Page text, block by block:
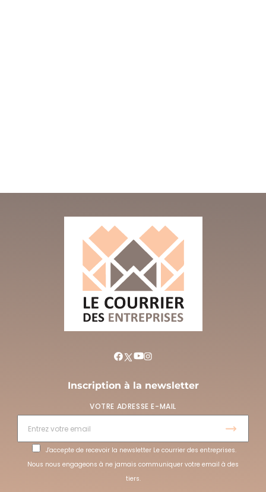
Inscription à la newsletter
VOTRE ADRESSE E-MAIL
J'accepte de recevoir la newsletter Le courrier des entreprises.
Nous nous engageons à ne jamais communiquer votre email à des
tiers.